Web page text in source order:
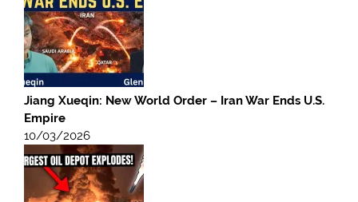
Jiang Xueqin: New World Order – Iran War Ends U.S.
Empire
10/03/2026